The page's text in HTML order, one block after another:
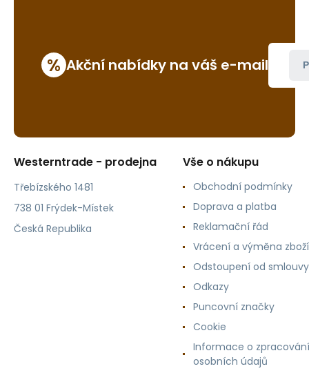
% Akční nabídky na váš e-mail
Westerntrade - prodejna
Třebízského 1481
738 01 Frýdek-Místek
Česká Republika
Vše o nákupu
Obchodní podmínky
Doprava a platba
Reklamační řád
Vrácení a výměna zboží
Odstoupení od smlouvy
Odkazy
Puncovní značky
Cookie
Informace o zpracování
osobních údajů